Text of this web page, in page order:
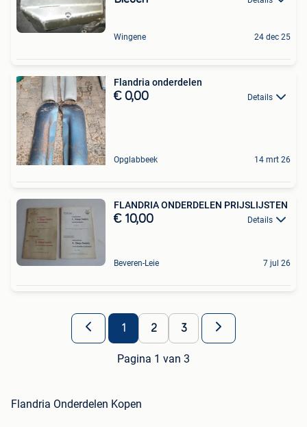
Wingene 24 dec 25
Flandria onderdelen
€ 0,00 Details
Opglabbeek 14 mrt 26
FLANDRIA ONDERDELEN PRIJSLIJSTEN
€ 10,00 Details
Beveren-Leie 7 jul 26
1 2 3
Pagina 1 van 3
Flandria Onderdelen Kopen